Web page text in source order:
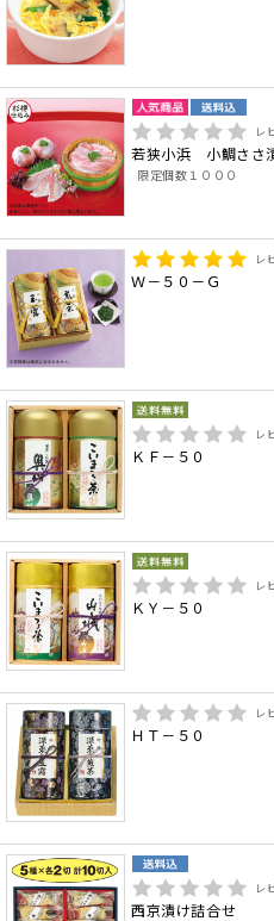
レ
若狭小浜 小鯛ささ
限定個数１０００
レ
Ｗ－５０－Ｇ
レ
ＫＦ－５０
レ
ＫＹ－５０
レ
ＨＴ－５０
レ
西京漬け詰合せ